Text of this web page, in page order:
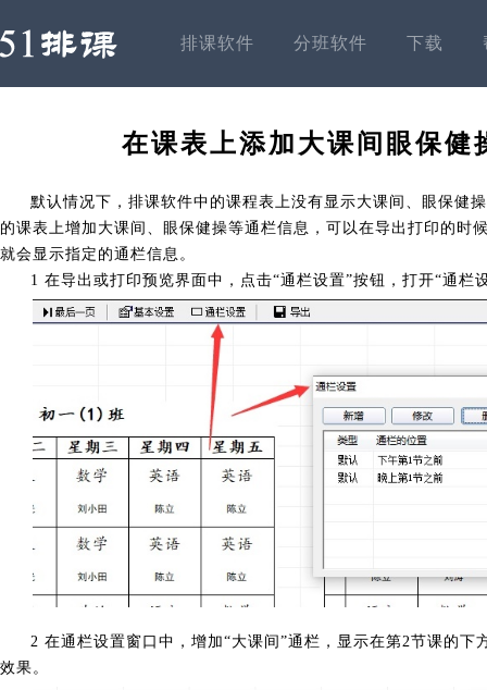
排课软件 分班软件 下载
在课表上添加大课间眼保健
默认情况下，排课软件中的课程表上没有显示大课间、眼保健
的课表上增加大课间、眼保健操等通栏信息，可以在导出打印的时
就会显示指定的通栏信息。
1 在导出或打印预览界面中，点击“通栏设置”按钮，打开“通栏
2 在通栏设置窗口中，增加“大课间”通栏，显示在第2节课的
效果。